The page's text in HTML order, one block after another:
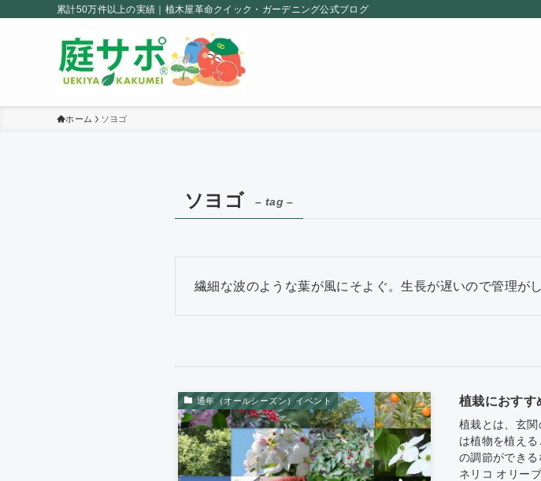
累計50万件以上の実績｜植木屋革命クイック・ガーデニング公式ブログ
ホーム ソヨゴ
ソヨゴ – tag –
繊細な波のような葉が風にそよぐ。生長が遅いので管理が
通年（オールシーズン）イベント 植栽におすす
植栽とは、玄
は植物を植え
の調節ができ
ネリコ オリーブ